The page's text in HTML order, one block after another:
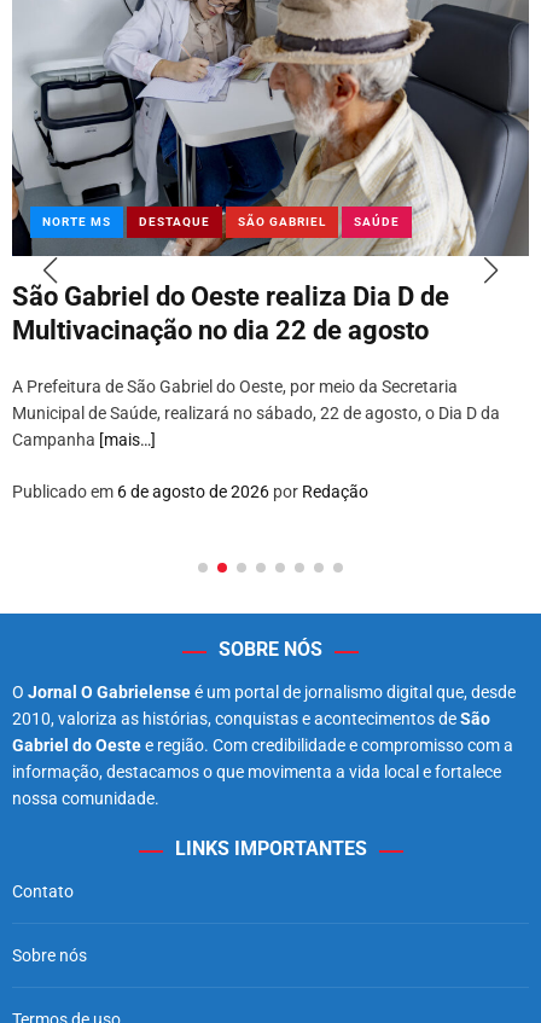
NORTE MS DESTAQUE SÃO GABRIEL SAÚDE
São Gabriel do Oeste realiza Dia D de
Multivacinação no dia 22 de agosto
A Prefeitura de São Gabriel do Oeste, por meio da Secretaria
Municipal de Saúde, realizará no sábado, 22 de agosto, o Dia D da
Campanha [mais…]
Publicado em 6 de agosto de 2026 por Redação
SOBRE NÓS
O Jornal O Gabrielenseé um portal de jornalismo digital que, desde
2010, valoriza as histórias, conquistas e acontecimentos deSão
Gabriel do Oestee região. Com credibilidade e compromisso com a
informação, destacamos o que movimenta a vida local e fortalece
nossa comunidade.
LINKS IMPORTANTES
Contato
Sobre nós